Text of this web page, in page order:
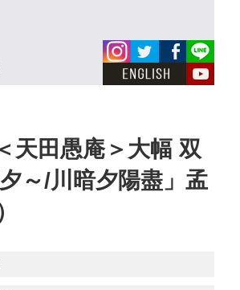
天田愚庵＞大幅 双
～/川暗夕陽盡」孟